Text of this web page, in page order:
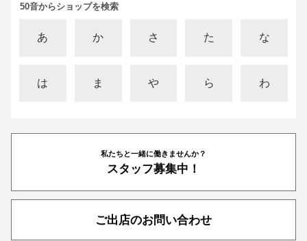
50音からショップを検索
あ か さ た な
は ま や ら わ
私たちと一緒に働きませんか？
スタッフ募集中！
ご出店のお問い合わせ